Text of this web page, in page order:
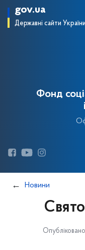
gov.ua
Державні сайти України
Фонд
Новини